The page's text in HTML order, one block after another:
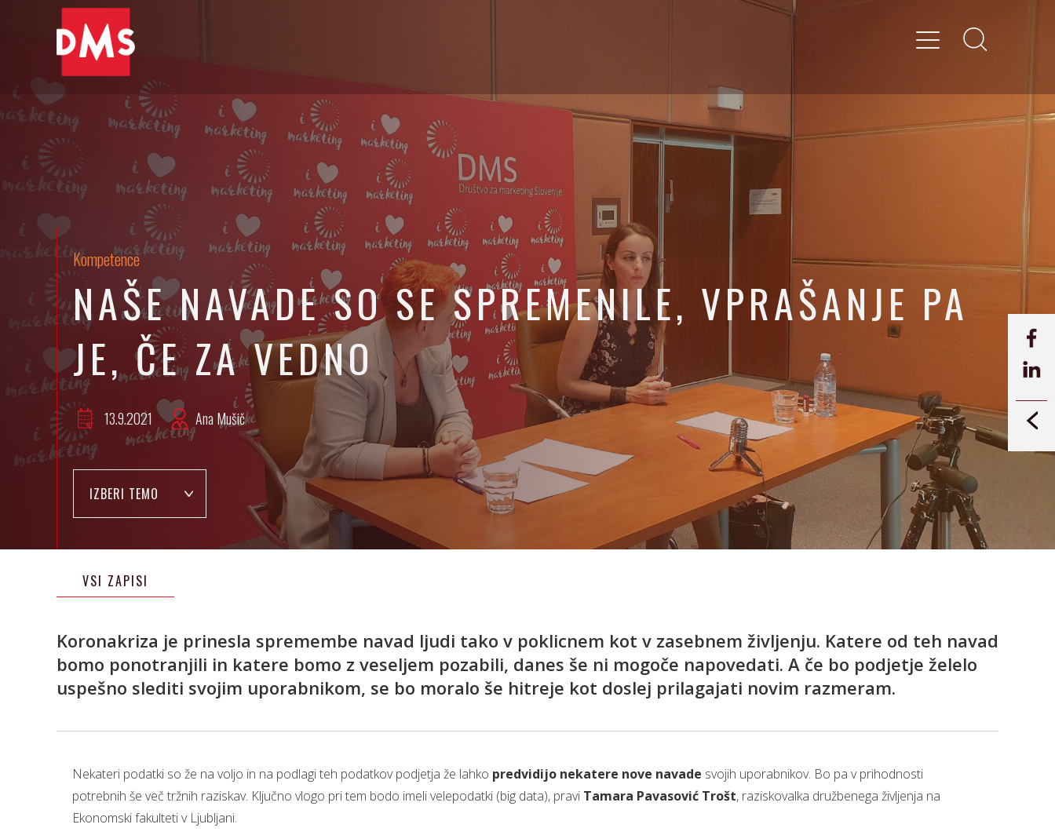
Kompetence
NAŠE NAVADE SO SE SPREMENILE, VPRAŠANJE PA
JE, ČE ZA VEDNO
13.9.2021 Ana Mušič
IZBERI TEMO
VSI ZAPISI
Koronakriza je prinesla spremembe navad ljudi tako v poklicnem kot v zasebnem življenju. Katere od teh navad
bomo ponotranjili in katere bomo z veseljem pozabili, danes še ni mogoče napovedati. A če bo podjetje želelo
uspešno slediti svojim uporabnikom, se bo moralo še hitreje kot doslej prilagajati novim razmeram.
Nekateri podatki so že na voljo in na podlagi teh podatkov podjetja že lahko predvidijo nekatere nove navade svojih uporabnikov. Bo pa v prihodnosti
potrebnih še več tržnih raziskav. Ključno vlogo pri tem bodo imeli velepodatki (big data), pravi Tamara Pavasović Trošt, raziskovalka družbenega življenja na
Ekonomski fakulteti v Ljubljani.